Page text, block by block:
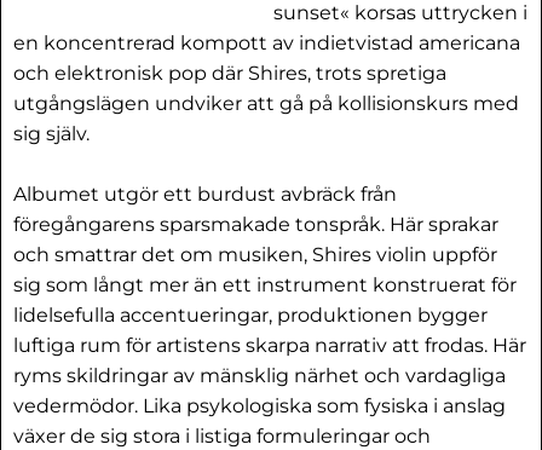
sunset« korsas uttrycken i
en koncentrerad kompott av indietvistad americana
och elektronisk pop där Shires, trots spretiga
utgångslägen undviker att gå på kollisionskurs med
sig själv.
Albumet utgör ett burdust avbräck från
föregångarens sparsmakade tonspråk. Här sprakar
och smattrar det om musiken, Shires violin uppför
sig som långt mer än ett instrument konstruerat för
lidelsefulla accentueringar, produktionen bygger
luftiga rum för artistens skarpa narrativ att frodas. Här
ryms skildringar av mänsklig närhet och vardagliga
vedermödor. Lika psykologiska som fysiska i anslag
växer de sig stora i listiga formuleringar och